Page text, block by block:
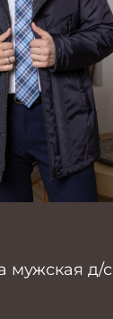
мужская д/с